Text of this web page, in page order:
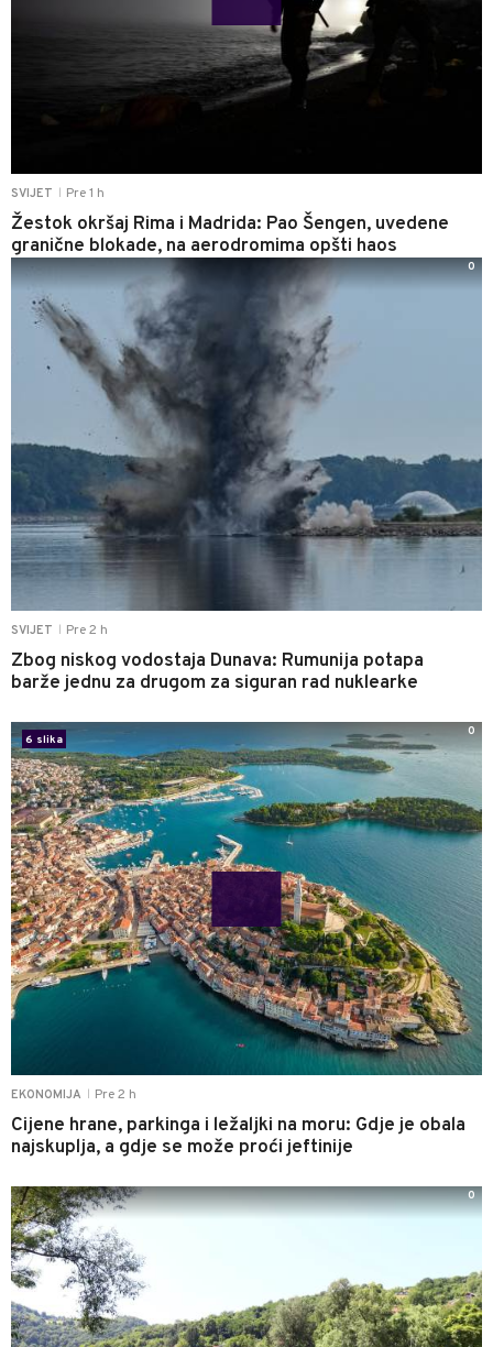
SVIJET Pre 1 h
Žestok okršaj Rima i Madrida: Pao Šengen, uvedene
granične blokade, na aerodromima opšti haos
SVIJET Pre 2 h
Zbog niskog vodostaja Dunava: Rumunija potapa
barže jednu za drugom za siguran rad nuklearke
0
EKONOMIJA Pre 2 h
Cijene hrane, parkinga i ležaljki na moru: Gdje je obala
najskuplja, a gdje se može proći jeftinije
6 slika
0
0